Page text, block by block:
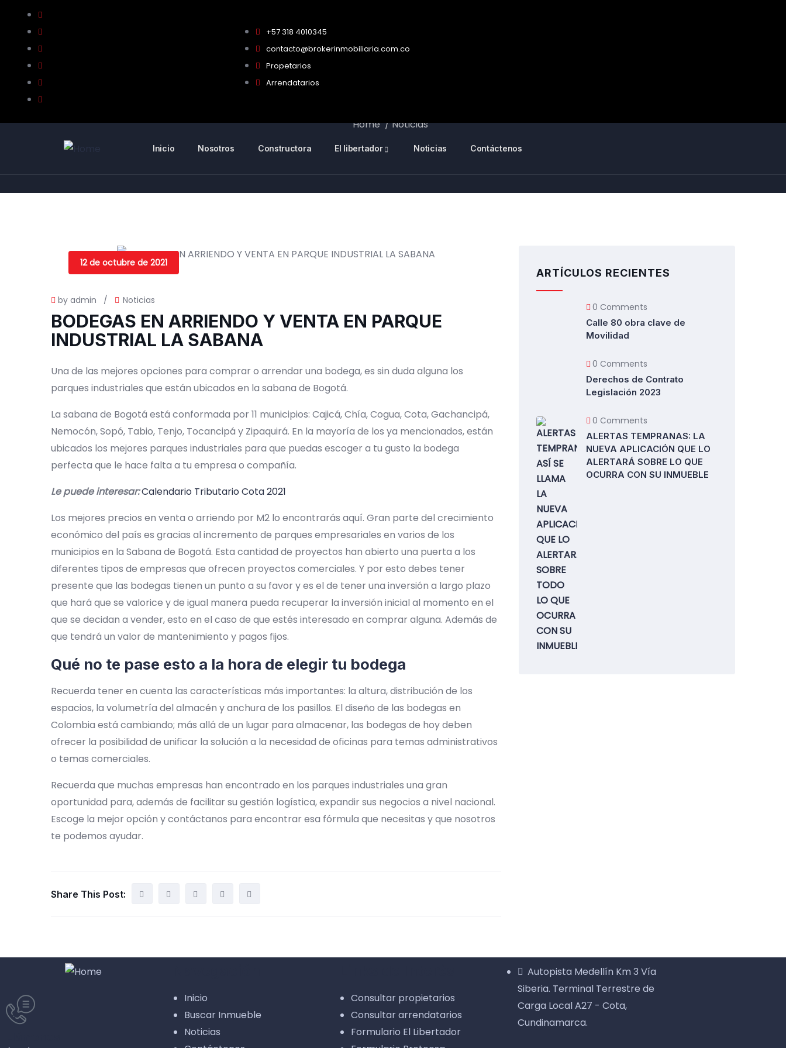
+57 318 4010345
contacto@brokerinmobiliaria.com.co
Propetarios
Arrendatarios
Inicio Nosotros Constructora El libertador Noticias Contáctenos
Home Noticias
12 de octubre de 2021
by admin / Noticias
BODEGAS EN ARRIENDO Y VENTA EN PARQUE
INDUSTRIAL LA SABANA
Una de las mejores opciones para comprar o arrendar una bodega, es sin duda alguna los
parques industriales que están ubicados en la sabana de Bogotá.
La sabana de Bogotá está conformada por 11 municipios: Cajicá, Chía, Cogua, Cota, Gachancipá,
Nemocón, Sopó, Tabio, Tenjo, Tocancipá y Zipaquirá. En la mayoría de los ya mencionados, están
ubicados los mejores parques industriales para que puedas escoger a tu gusto la bodega
perfecta que le hace falta a tu empresa o compañía.
Le puede interesar:Calendario Tributario Cota 2021
Los mejores precios en venta o arriendo por M2 lo encontrarás aquí. Gran parte del crecimiento
económico del país es gracias al incremento de parques empresariales en varios de los
municipios en la Sabana de Bogotá. Esta cantidad de proyectos han abierto una puerta a los
diferentes tipos de empresas que ofrecen proyectos comerciales. Y por esto debes tener
presente que las bodegas tienen un punto a su favor y es el de tener una inversión a largo plazo
que hará que se valorice y de igual manera pueda recuperar la inversión inicial al momento en el
que se decidan a vender, esto en el caso de que estés interesado en comprar alguna. Además de
que tendrá un valor de mantenimiento y pagos fijos.
Qué no te pase esto a la hora de elegir tu bodega
Recuerda tener en cuenta las características más importantes: la altura, distribución de los
espacios, la volumetría del almacén y anchura de los pasillos. El diseño de las bodegas en
Colombia está cambiando; más allá de un lugar para almacenar, las bodegas de hoy deben
ofrecer la posibilidad de unificar la solución a la necesidad de oficinas para temas administrativos
o temas comerciales.
Recuerda que muchas empresas han encontrado en los parques industriales una gran
oportunidad para, además de facilitar su gestión logística, expandir sus negocios a nivel nacional.
Escoge la mejor opción y contáctanos para encontrar esa fórmula que necesitas y que nosotros
te podemos ayudar.
Share This Post:
ARTÍCULOS RECIENTES
0 Comments
Calle 80 obra clave de
Movilidad
0 Comments
Derechos de Contrato
Legislación 2023
0 Comments
ALERTAS TEMPRANAS: LA
NUEVA APLICACIÓN QUE LO
ALERTARÁ SOBRE LO QUE
OCURRA CON SU INMUEBLE
Inicio
Buscar Inmueble
Noticias
Consultar propietarios
Consultar arrendatarios
Formulario El Libertador
Autopista Medellín Km 3 Vía
Siberia. Terminal Terrestre de
Carga Local A27 - Cota,
Cundinamarca.